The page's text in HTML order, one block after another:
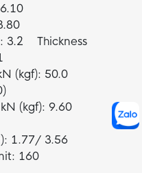
3.2 Thickness
(kgf): 50.0
(kgf): 9.60
1.77/ 3.56
160